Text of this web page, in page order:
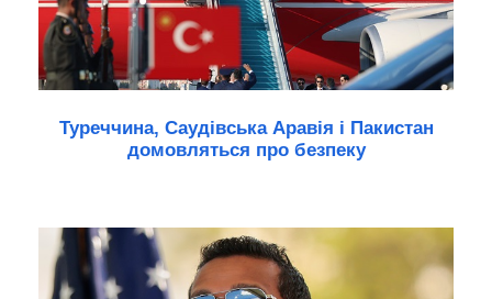
Туреччина, Саудівська Аравія і Пакистан
домовляться про безпеку